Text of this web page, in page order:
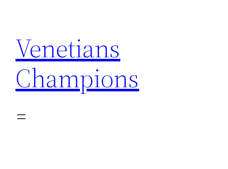
content
Venetians
Champions